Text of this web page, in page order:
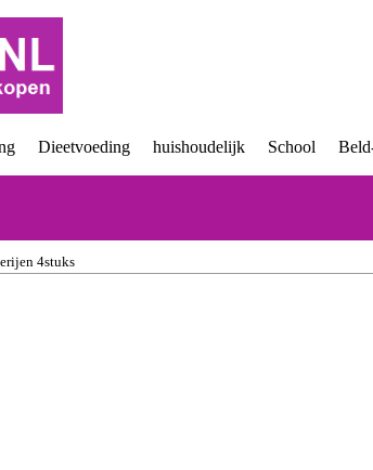
Dieetvoeding huishoudelijk School
4stuks